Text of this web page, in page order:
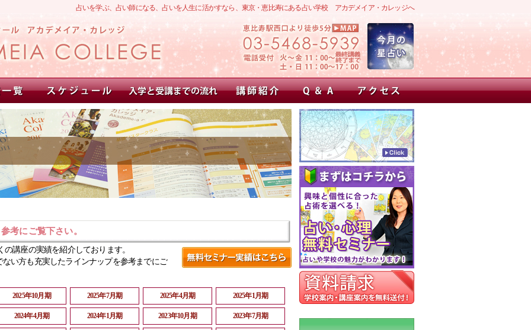
占いを学ぶ、占い師になる、占いを人生に活かすなら、東京・恵比寿にある占い学校 アカデメイア・カレッジへ
考にご覧下さい。
講座の実績を紹介しております。
い方も充実したラインナップを参考までにご
2025年10月期 2025年7月期 2025年4月期 2025年1月期
2024年4月期 2024年1月期 2023年10月期 2023年7月期